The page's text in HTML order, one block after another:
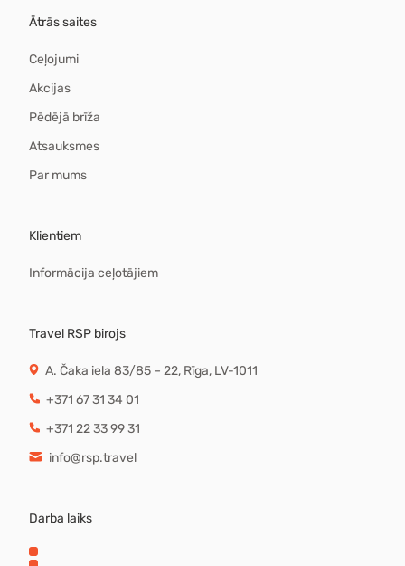
Ātrās saites
Ceļojumi
Akcijas
Pēdējā brīža
Atsauksmes
Par mums
Klientiem
Informācija ceļotājiem
Travel RSP birojs
A. Čaka iela 83/85 – 22, Rīga, LV-1011
+371 67 31 34 01
+371 22 33 99 31
info@rsp.travel
Darba laiks